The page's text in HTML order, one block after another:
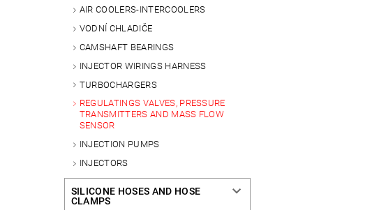
AIR COOLERS-INTERCOOLERS
VODNÍ CHLADIČE
CAMSHAFT BEARINGS
INJECTOR WIRINGS HARNESS
TURBOCHARGERS
REGULATINGS VALVES, PRESSURE
TRANSMITTERS AND MASS FLOW
SENSOR
INJECTION PUMPS
INJECTORS
SILICONE HOSES AND HOSE
CLAMPS